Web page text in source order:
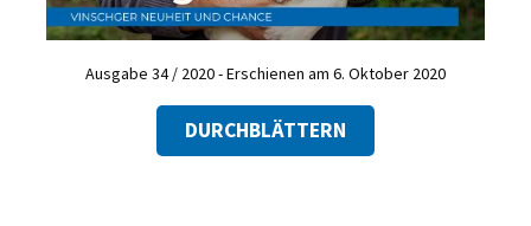
Ausgabe 34 / 2020 - Erschienen am 6. Oktober 2020
DURCHBLÄTTERN